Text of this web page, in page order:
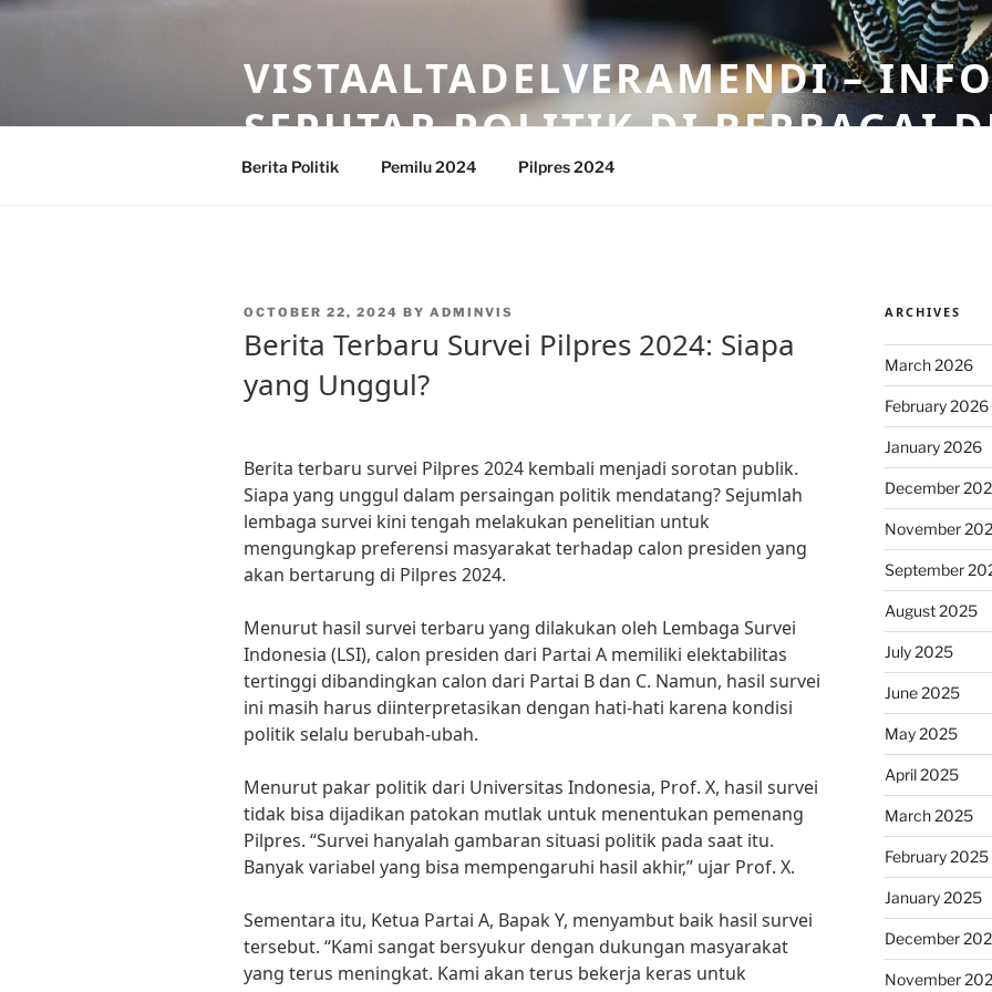
Skip
VISTAALTADELVERAMENDI –
SEPUTAR POLITIK DI BERBAGAI
Berita Politik Pemilu 2024 Pilpres 2024
POSTED
OCTOBER 22, 2024 BY ADMINVIS
Berita Terbaru Survei Pilpres 2024: Siapa
yang Unggul?
Berita terbaru survei Pilpres 2024 kembali menjadi sorotan publik.
Siapa yang unggul dalam persaingan politik mendatang? Sejumlah
lembaga survei kini tengah melakukan penelitian untuk
mengungkap preferensi masyarakat terhadap calon presiden yang
akan bertarung di Pilpres 2024.
Menurut hasil survei terbaru yang dilakukan oleh Lembaga Survei
Indonesia (LSI), calon presiden dari Partai A memiliki elektabilitas
tertinggi dibandingkan calon dari Partai B dan C. Namun, hasil survei
ini masih harus diinterpretasikan dengan hati-hati karena kondisi
politik selalu berubah-ubah.
Menurut pakar politik dari Universitas Indonesia, Prof. X, hasil survei
tidak bisa dijadikan patokan mutlak untuk menentukan pemenang
Pilpres. “Survei hanyalah gambaran situasi politik pada saat itu.
Banyak variabel yang bisa mempengaruhi hasil akhir,” ujar Prof. X.
Sementara itu, Ketua Partai A, Bapak Y, menyambut baik hasil survei
tersebut. “Kami sangat bersyukur dengan dukungan masyarakat
yang terus meningkat. Kami akan terus bekerja keras untuk
ARCHIVES
March 2026
February 2026
January 2026
December
November
September
August 2025
July 2025
June 2025
May 2025
April 2025
March 2025
February 2025
January 2025
December
November